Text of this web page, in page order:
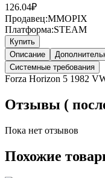
126.04₽
Продавец:MMOPIX
Платформа:STEAM
Купить
Описание
Системные требования
Forza Horizon 5 1982
Отзывы (
Пока нет отзывов
Похожие